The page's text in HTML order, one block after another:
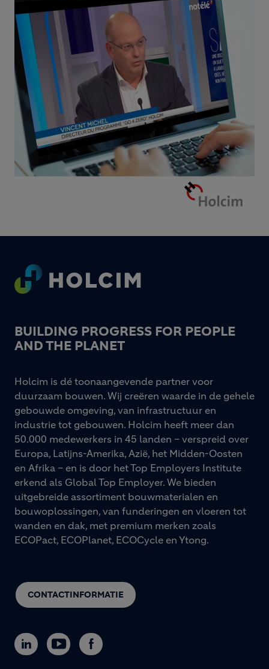
Footer
BUILDING PROGRESS FOR PEOPLE
AND THE PLANET
CONTACTINFORMATIE
Holcim is dé toonaangevende partner voor
duurzaam bouwen. Wij creëren waarde in de gehele
gebouwde omgeving, van infrastructuur en
industrie tot gebouwen. Holcim heeft meer dan
50.000 medewerkers in 45 landen – verspreid over
Europa, Latijns-Amerika, Azië, het Midden-Oosten
en Afrika – en is door het Top Employers Institute
erkend als Global Top Employer. We bieden
uitgebreide assortiment bouwmaterialen en
bouwoplossingen, van funderingen en vloeren tot
wanden en dak, met premium merken zoals
ECOPact, ECOPlanet, ECOCycle en Ytong.